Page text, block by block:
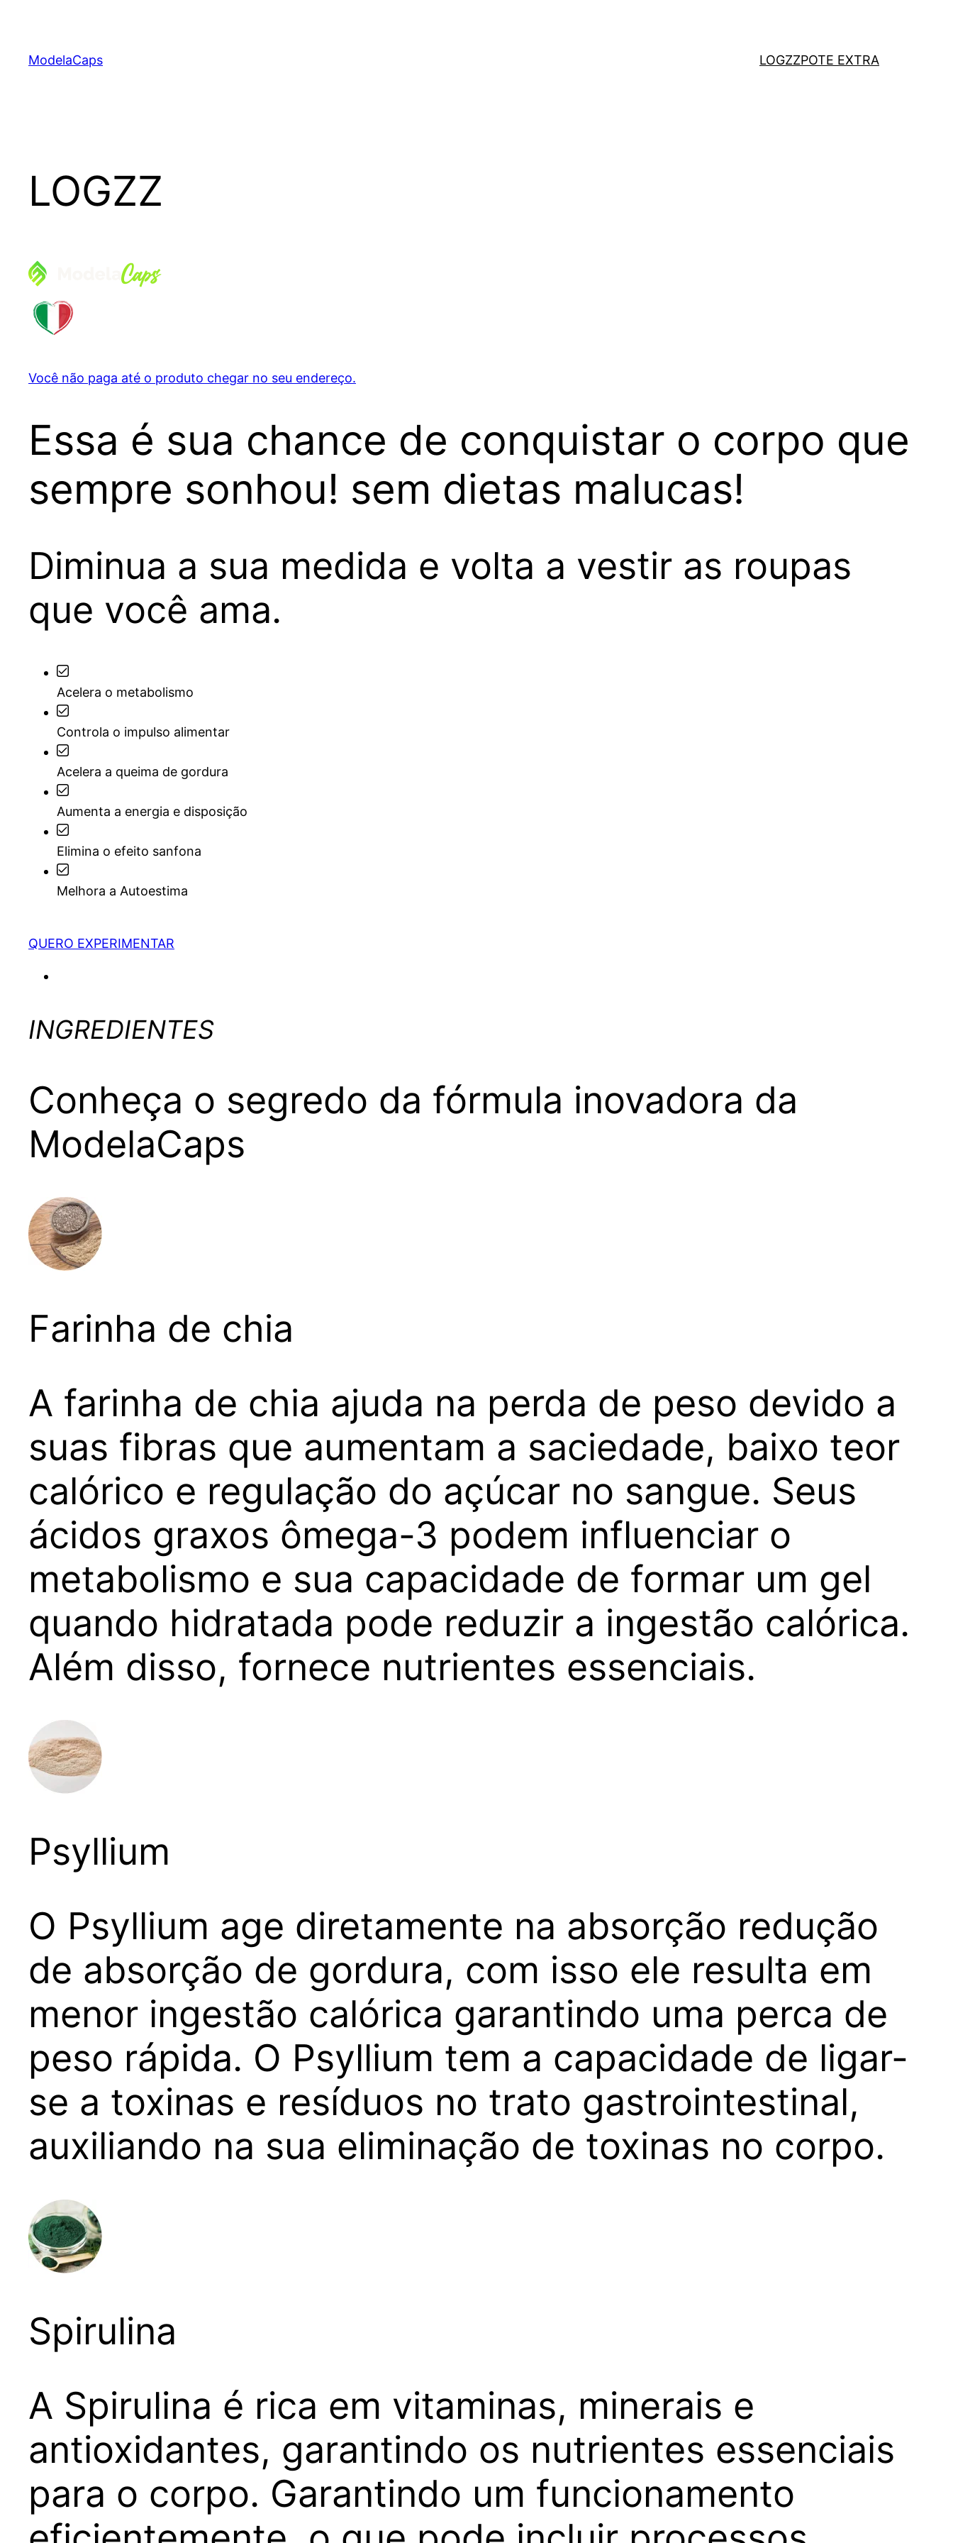
ModelaCaps LOGZZPOTE EXTRA
LOGZZ
Você não paga até o produto chegar no seu endereço.
Essa é sua chance de conquistar o corpo que
sempre sonhou! sem dietas malucas!
Diminua a sua medida e volta a vestir as roupas
que você ama.
Acelera o metabolismo
Controla o impulso alimentar
Acelera a queima de gordura
Aumenta a energia e disposição
Elimina o efeito sanfona
Melhora a Autoestima
QUERO EXPERIMENTAR
INGREDIENTES
Conheça o segredo da fórmula inovadora da
ModelaCaps
Farinha de chia
A farinha de chia ajuda na perda de peso devido a
suas fibras que aumentam a saciedade, baixo teor
calórico e regulação do açúcar no sangue. Seus
ácidos graxos ômega-3 podem influenciar o
metabolismo e sua capacidade de formar um gel
quando hidratada pode reduzir a ingestão calórica.
Além disso, fornece nutrientes essenciais.
Psyllium
O Psyllium age diretamente na absorção redução
de absorção de gordura, com isso ele resulta em
menor ingestão calórica garantindo uma perca de
peso rápida. O Psyllium tem a capacidade de ligar-
se a toxinas e resíduos no trato gastrointestinal,
auxiliando na sua eliminação de toxinas no corpo.
Spirulina
A Spirulina é rica em vitaminas, minerais e
antioxidantes, garantindo os nutrientes essenciais
para o corpo. Garantindo um funcionamento